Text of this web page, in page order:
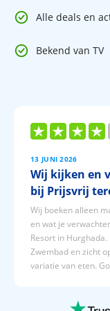
Algemeen
Receptie
WiFi
Wil jij Istanbul
Boek dan nu jouw
geniet van comfort
Alle deals en
Bekend van TV
13 JUNI 2026
Wij kijken en
bij Prijsvrij
Wij boeken alleen
en wat je
Resort in
Zwembad en zicht
variatie van eten.
boeking wordt